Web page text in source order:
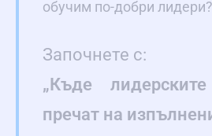
обучим по-добри
Започнете с:
„Къде
пречат на